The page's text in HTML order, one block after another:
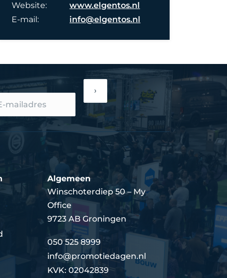
Website:
www.elgentos.nl
E-mail:
info@elgentos.nl
›
Algemeen
Winschoterdiep 50 – My
Office
9723 AB Groningen
050 525 8999
info@promotiedagen.nl
KVK: 02042839